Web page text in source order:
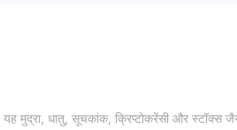
मुद्रा, धातु, सूचकांक, क्रिप्टोकरेंसी और स्टॉक्स जैसे